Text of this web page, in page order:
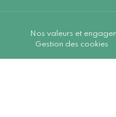
Nos valeurs et
Gestion des cookies